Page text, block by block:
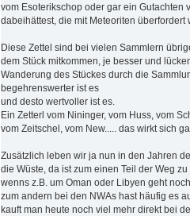
vom Esoterikschop oder gar ein Gutachten
dabeihättest, die mit Meteoriten überfordert
Diese Zettel sind bei vielen Sammlern
dem Stück mitkommen, je besser und
Wanderung des Stückes durch die
begehrenswerter ist es
und desto wertvoller ist es.
Ein Zetterl vom Nininger, vom Huss, vom
vom Zeitschel, vom New..... das wirkt sich
Zusätzlich leben wir ja nun in den Jahren
die Wüste, da ist zum einen Teil der Weg
wenns z.B. um Oman oder Libyen geht
zum andern bei den NWAs hast häufig es
kauft man heute noch viel mehr direkt bei